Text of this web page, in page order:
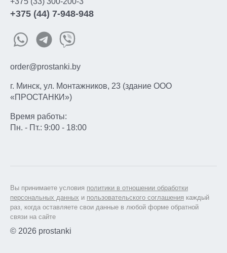
+375 (44) 7-948-948
order@prostanki.by
г. Минск, ул. Монтажников, 23 (здание ООО
«ПРОСТАНКИ»)
Время работы:
Пн. - Пт.: 9:00 - 18:00
Вы принимаете условия политики в отношении обработки
персональных данных и пользовательского соглашения каждый
раз, когда оставляете свои данные в любой форме обратной
связи на сайте
© 2026 prostanki